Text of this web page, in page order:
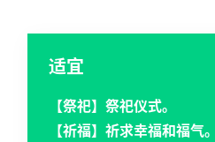
适宜
【祭祀】祭祀仪式。
【祈福】祈求幸福和福气。